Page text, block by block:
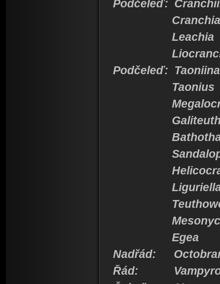
Podčeleď:
Cranchia
Leachia
Podčeleď:
Taonius
Egea
Nadřád:
Řád: